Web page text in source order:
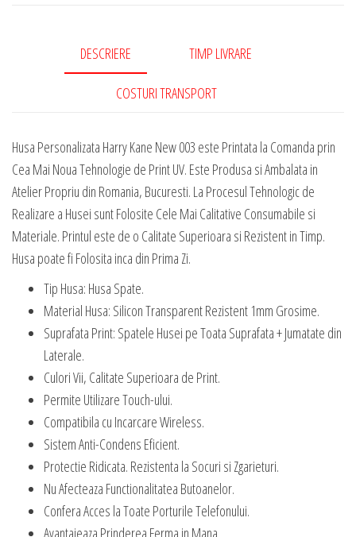
DESCRIERE TIMP LIVRARE
COSTURI TRANSPORT
Husa Personalizata Harry Kane New 003 este Printata la Comanda prin
Cea Mai Noua Tehnologie de Print UV. Este Produsa si Ambalata in
Atelier Propriu din Romania, Bucuresti. La Procesul Tehnologic de
Realizare a Husei sunt Folosite Cele Mai Calitative Consumabile si
Materiale. Printul este de o Calitate Superioara si Rezistent in Timp.
Husa poate fi Folosita inca din Prima Zi.
Tip Husa: Husa Spate.
Material Husa: Silicon Transparent Rezistent 1mm Grosime.
Suprafata Print: Spatele Husei pe Toata Suprafata + Jumatate din
Laterale.
Culori Vii, Calitate Superioara de Print.
Permite Utilizare Touch-ului.
Compatibila cu Incarcare Wireless.
Sistem Anti-Condens Eficient.
Protectie Ridicata. Rezistenta la Socuri si Zgarieturi.
Nu Afecteaza Functionalitatea Butoanelor.
Confera Acces la Toate Porturile Telefonului.
Avantajeaza Prinderea Ferma in Mana.